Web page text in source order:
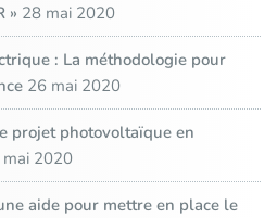
» 28 mai 2020
: La méthodologie pour
26 mai 2020
projet photovoltaïque en
2020
aide pour mettre en place le